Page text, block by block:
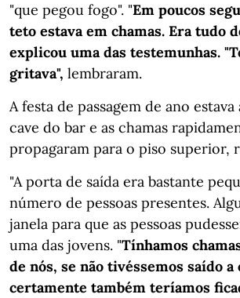
"que pegou fogo". "Em poucos
teto estava em chamas. Era tudo
explicou uma das testemunhas.
gritava", lembraram.
A festa de passagem de ano
cave do bar e as chamas
propagaram para o piso superior,
"A porta de saída era bastante
número de pessoas presentes.
janela para que as pessoas
uma das jovens. "Tínhamos
de nós, se não tivéssemos saído
certamente também teríamos